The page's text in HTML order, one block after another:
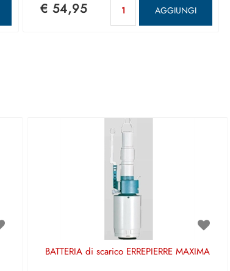
€ 54,95 AGGIUNGI
BATTERIA di scarico ERREPIERRE MAXIMA